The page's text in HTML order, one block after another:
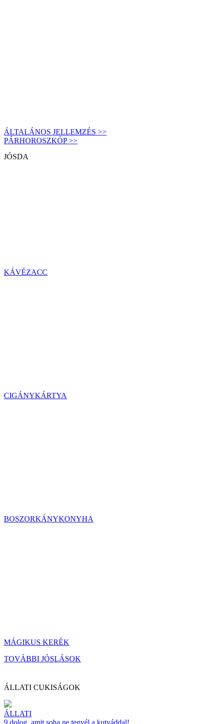
ÁLTALÁNOS JELLEMZÉS >>
PÁRHOROSZKÓP >>
JÓSDA
KÁVÉZACC
CIGÁNYKÁRTYA
BOSZORKÁNYKONYHA
MÁGIKUS KERÉK
TOVÁBBI JÓSLÁSOK
ÁLLATI CUKISÁGOK
ÁLLATI
9 dolog, amit soha ne tegyél a kutyáddal!